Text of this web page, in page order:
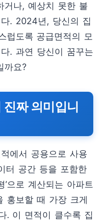
거나, 예상치 못한 불
. 2024년, 당신의 집
럽도록 공급면적의 모
. 과연 당신이 꿈꾸는
까요?
짜 의미입니
에서 공용으로 사용
터 공간 등을 포함한
’으로 계산되는 아파트
홍보할 때 가장 크게
. 이 면적이 클수록 집